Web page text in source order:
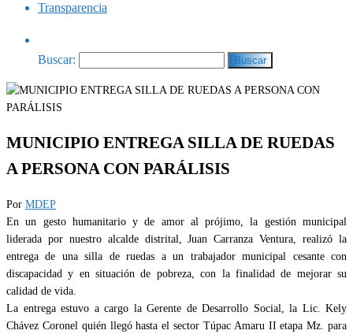
Transparencia
Buscar:
MUNICIPIO ENTREGA SILLA DE RUEDAS
A PERSONA CON PARÁLISIS
Por MDEP
En un gesto humanitario y de amor al prójimo, la gestión municipal
liderada por nuestro alcalde distrital, Juan Carranza Ventura, realizó la
entrega de una silla de ruedas a un trabajador municipal cesante con
discapacidad y en situación de pobreza, con la finalidad de mejorar su
calidad de vida.
La entrega estuvo a cargo la Gerente de Desarrollo Social, la Lic. Kely
Chávez Coronel quién llegó hasta el sector Túpac Amaru II etapa Mz. para